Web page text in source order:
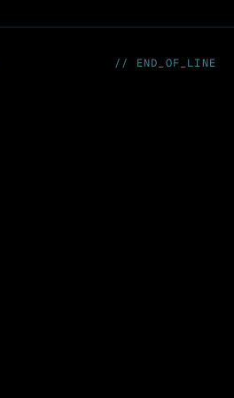
// END_OF_LINE